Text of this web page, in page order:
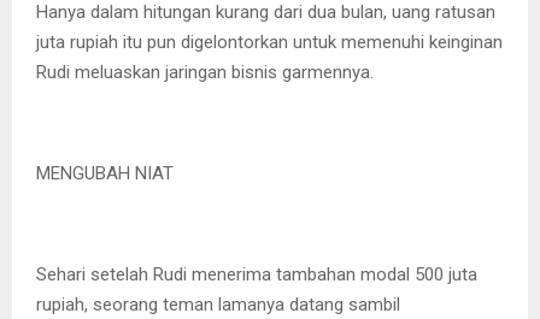
Hanya dalam hitungan kurang dari dua bulan, uang ratusan
juta rupiah itu pun digelontorkan untuk memenuhi keinginan
Rudi meluaskan jaringan bisnis garmennya.
MENGUBAH NIAT
Sehari setelah Rudi menerima tambahan modal 500 juta
rupiah, seorang teman lamanya datang sambil